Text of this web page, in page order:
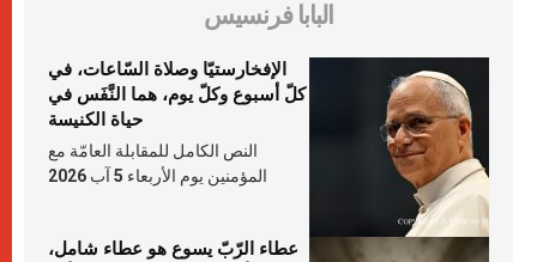
البابا فرنسيس
الإفخارستيّا وصلاة السّاعات، في
كلّ أسبوع وكلّ يوم، هما النَّفَس في
حياة الكنيسة
النص الكامل للمقابلة العامّة مع
المؤمنين يوم الأربعاء 5 آب 2026
عطاء الرّبّ يسوع هو عطاء شامل،